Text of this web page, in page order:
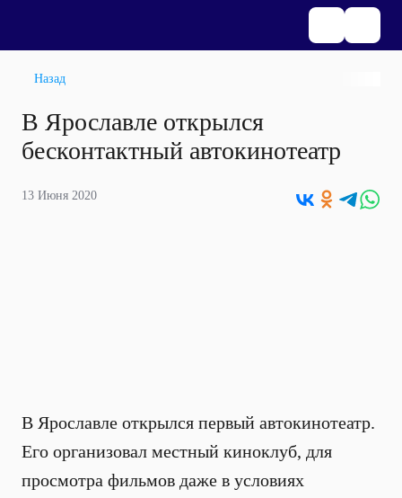
Назад
В Ярославле открылся
бесконтактный автокинотеатр
13 Июня 2020
В Ярославле открылся первый автокинотеатр.
Его организовал местный киноклуб, для
просмотра фильмов даже в условиях